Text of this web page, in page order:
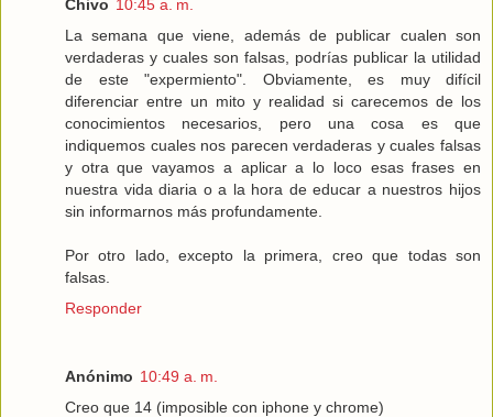
Chivo 10:45 a. m.
La semana que viene, además de publicar cualen son
verdaderas y cuales son falsas, podrías publicar la utilidad
de este "expermiento". Obviamente, es muy difícil
diferenciar entre un mito y realidad si carecemos de los
conocimientos necesarios, pero una cosa es que
indiquemos cuales nos parecen verdaderas y cuales falsas
y otra que vayamos a aplicar a lo loco esas frases en
nuestra vida diaria o a la hora de educar a nuestros hijos
sin informarnos más profundamente.
Por otro lado, excepto la primera, creo que todas son
falsas.
Responder
Anónimo 10:49 a. m.
Creo que 14 (imposible con iphone y chrome)